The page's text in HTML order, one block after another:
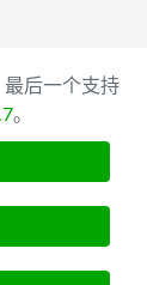
后一个支持
。